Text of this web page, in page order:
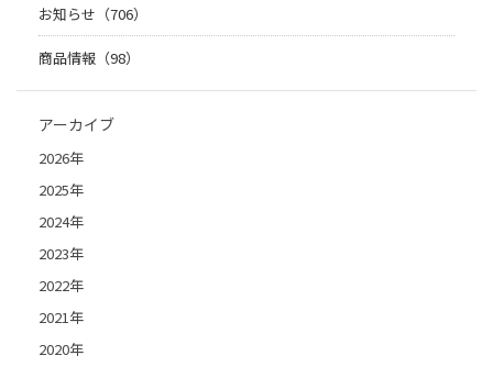
お知らせ（706）
商品情報（98）
アーカイブ
2026年
2025年
2024年
2023年
2022年
2021年
2020年